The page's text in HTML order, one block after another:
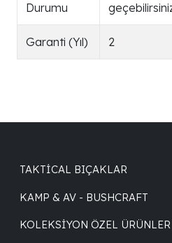
Durumu
Garanti (Yıl) 2
TAKTICAL BIÇAKLAR
KAMP & AV - BUSHCRAFT
KOLEKSIYON ÖZEL ÜRÜNLER